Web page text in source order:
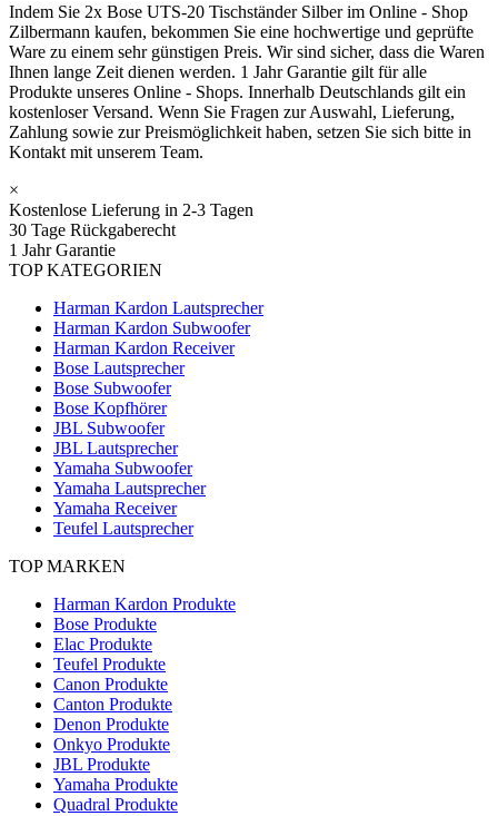
Indem Sie 2x Bose UTS-20 Tischständer Silber im Online - Shop
Zilbermann kaufen, bekommen Sie eine hochwertige und geprüfte
Ware zu einem sehr günstigen Preis. Wir sind sicher, dass die Waren
Ihnen lange Zeit dienen werden. 1 Jahr Garantie gilt für alle
Produkte unseres Online - Shops. Innerhalb Deutschlands gilt ein
kostenloser Versand. Wenn Sie Fragen zur Auswahl, Lieferung,
Zahlung sowie zur Preismöglichkeit haben, setzen Sie sich bitte in
Kontakt mit unserem Team.
×
Kostenlose Lieferung in 2-3 Tagen
30 Tage Rückgaberecht
1 Jahr Garantie
TOP KATEGORIEN
Harman Kardon Lautsprecher
Harman Kardon Subwoofer
Harman Kardon Receiver
Bose Lautsprecher
Bose Subwoofer
Bose Kopfhörer
JBL Subwoofer
JBL Lautsprecher
Yamaha Subwoofer
Yamaha Lautsprecher
Yamaha Receiver
Teufel Lautsprecher
TOP MARKEN
Harman Kardon Produkte
Bose Produkte
Elac Produkte
Teufel Produkte
Canon Produkte
Canton Produkte
Denon Produkte
Onkyo Produkte
JBL Produkte
Yamaha Produkte
Quadral Produkte